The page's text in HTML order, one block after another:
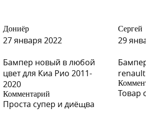
Дониёр
27 января 2022
Бампер новый в любой
цвет для Киа Рио 2011-
2020
Комментарий
Проста супер и диёщва
Сергей
29
Товар